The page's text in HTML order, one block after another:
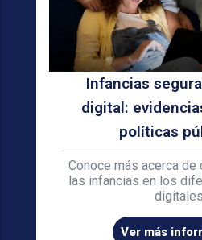
Infancias
digital:
políticas
Conoce más acerca de
las infancias en los
Ver más